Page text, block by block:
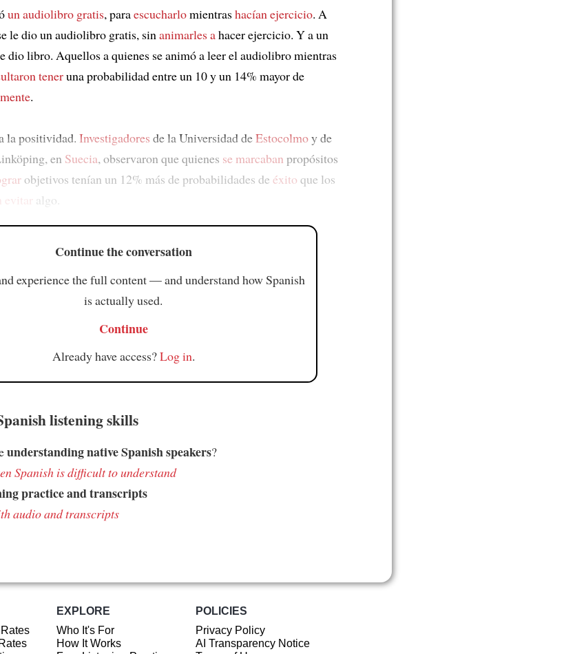
un audiolibro gratis, paraescucharlomientrashacían ejercicio. A
le dio un audiolibro gratis, sinanimarles ahacer ejercicio. Y a un
dio libro. Aquellos a quienes se animó a leer el audiolibro mientras
teneruna probabilidad entre un 10 y un 14% mayor de
.
la positividad. Investigadores de la Universidad deEstocolmoy de
en Suecia, observaron que quienes se marcaban propósitos
objetivos tenían un 12% más de probabilidades de éxito que los
algo.
Continue the conversation
experience the full content — and understand how Spanish
is actually used.
Continue
Already have access?Log in.
listening skills
understanding native Spanish speakers?
Spanish is difficult to understand
practice and transcripts
audio and transcripts
EXPLORE
Who It's For
How It Works
POLICIES
Privacy Policy
AI Transparency Notice